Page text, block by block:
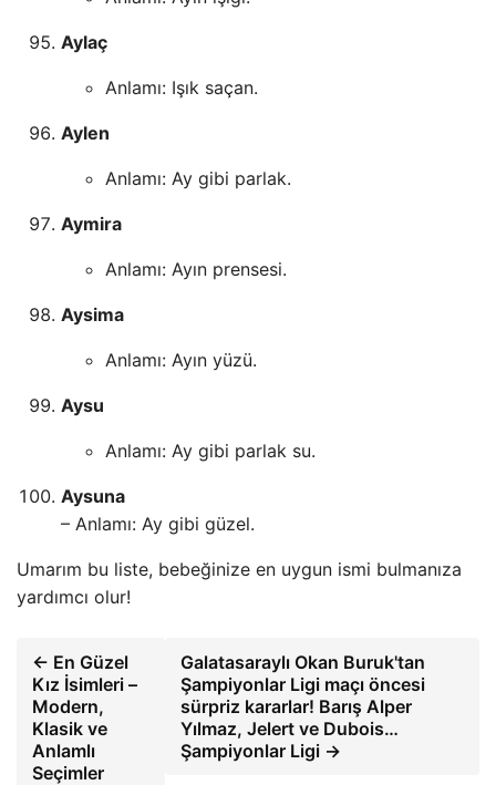
Aylaç
Anlamı: Işık saçan.
Aylen
Anlamı: Ay gibi parlak.
Aymira
Anlamı: Ayın prensesi.
Aysima
Anlamı: Ayın yüzü.
Aysu
Anlamı: Ay gibi parlak su.
Aysuna
– Anlamı: Ay gibi güzel.
Umarım bu liste, bebeğinize en uygun ismi bulmanıza
yardımcı olur!
← En Güzel
Kız İsimleri –
Modern,
Klasik ve
Anlamlı
Seçimler
Galatasaraylı Okan Buruk'tan
Şampiyonlar Ligi maçı öncesi
sürpriz kararlar! Barış Alper
Yılmaz, Jelert ve Dubois…
Şampiyonlar Ligi →